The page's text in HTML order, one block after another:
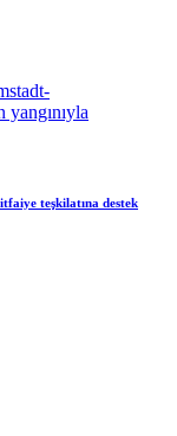
teşkilatına destek